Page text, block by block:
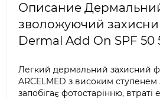
Описание
зволожуючий
Dermal Add On SPF 50
Легкий дермальний захисний
ARCELMED з високим ступенем
запобігає фотостарінню, втраті